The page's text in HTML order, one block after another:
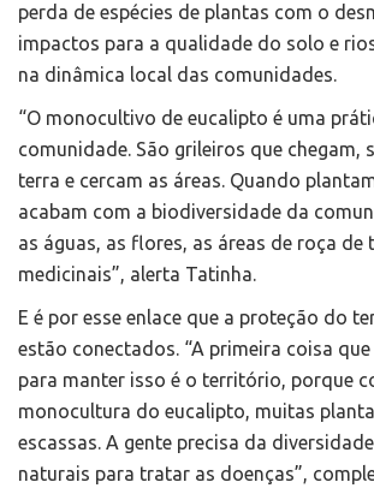
perda de espécies de plantas com o
impactos para a qualidade do solo e
na dinâmica local das comunidades.
“O monocultivo de eucalipto é uma
comunidade. São grileiros que chegam,
terra e cercam as áreas. Quando
acabam com a biodiversidade da
as águas, as flores, as áreas de roça de
medicinais”, alerta Tatinha.
E é por esse enlace que a proteção do
estão conectados. “A primeira coisa
para manter isso é o território, porque
monocultura do eucalipto, muitas
escassas. A gente precisa da
naturais para tratar as doenças”,